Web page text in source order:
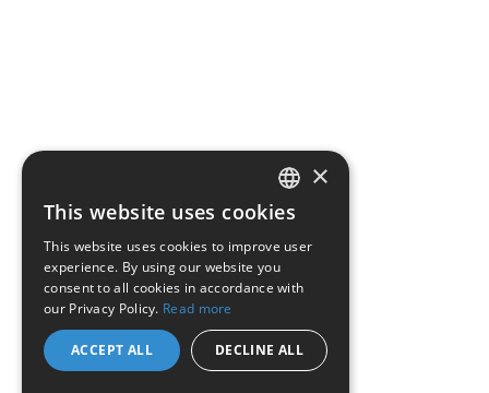
ENGLISH
×
This website uses cookies
This website uses cookies to improve user
experience. By using our website you
consent to all cookies in accordance with
our Privacy Policy. Read more
ACCEPT ALL DECLINE ALL